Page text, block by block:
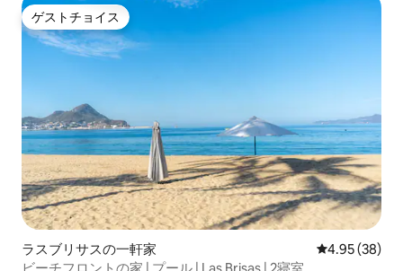
ゲストチョイス
ゲストチョイス
ラスブリサスの一軒家 レビュー38
4.95 (38)
ビーチフロントの家 | プール | Las Brisas | 2寝室